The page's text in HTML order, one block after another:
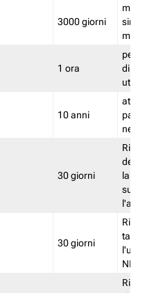
3000 giorni
1 ora
di un
10 anni
attiva
30 giorni
la
30 giorni
NL